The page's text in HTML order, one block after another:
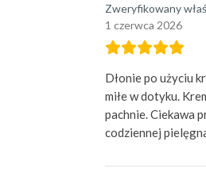
Zweryfikowany
1 czerwca 2026
Dłonie po użyciu
miłe w dotyku.
pachnie. Ciekawa
codziennej